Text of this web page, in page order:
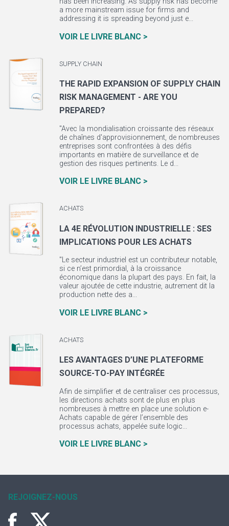
a more mainstream issue for firms and
addressing it is spreading beyond just e...
VOIR LE LIVRE BLANC >
SUPPLY CHAIN
THE RAPID EXPANSION OF SUPPLY CHAIN
RISK MANAGEMENT - ARE YOU
PREPARED?
"Avec la mondialisation croissante des réseaux
de chaînes d'approvisionnement, de nombreuses
entreprises sont confrontées à des défis
importants en matière de surveillance et de
gestion des risques pertinents. Le d...
VOIR LE LIVRE BLANC >
ACHATS
LA 4E RÉVOLUTION INDUSTRIELLE : SES
IMPLICATIONS POUR LES ACHATS
"Le secteur industriel est un contributeur notable,
si ce n’est primordial, à la croissance
économique dans la plupart des pays. En fait, la
valeur ajoutée de cette industrie, autrement dit la
production nette des a...
VOIR LE LIVRE BLANC >
ACHATS
LES AVANTAGES D’UNE PLATEFORME
SOURCE-TO-PAY INTÉGRÉE
Afin de simplifier et de centraliser ces processus,
les directions achats sont de plus en plus
nombreuses à mettre en place une solution e-
Achats capable de gérer l’ensemble des
processus achats, appelée suite logic...
VOIR LE LIVRE BLANC >
REJOIGNEZ-NOUS